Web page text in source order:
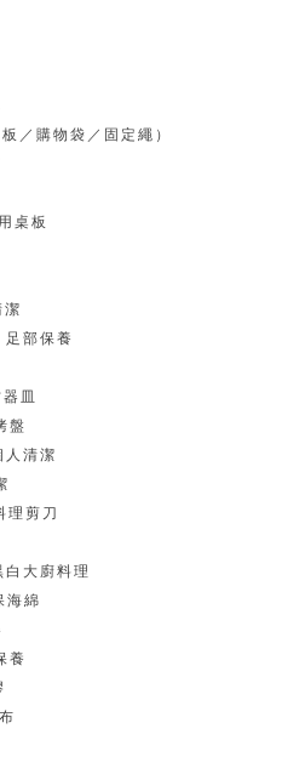
／購物袋／固定繩）
桌板
部保養
皿
盤
清潔
理剪刀
大廚料理
海綿
養